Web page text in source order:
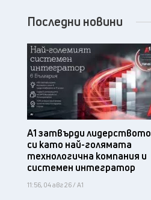
Последни новини
А1 затвърди лидерството
си като най-голямата
технологична компания и
системен интегратор
11:56, 04 авг 26 / А1